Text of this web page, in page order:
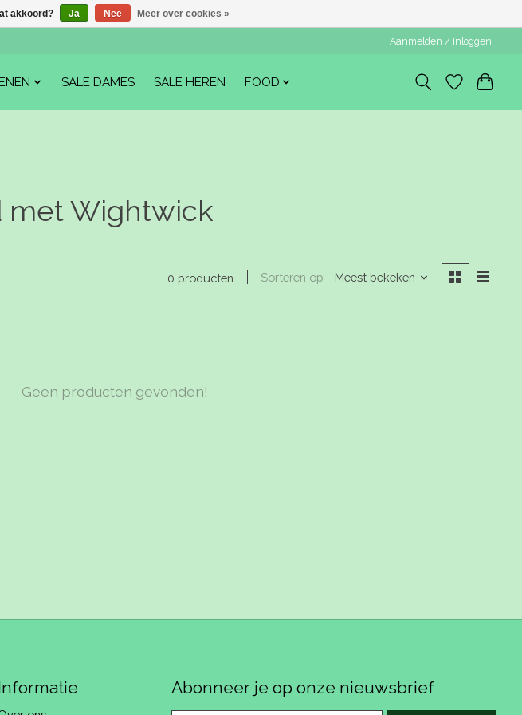
Aanmelden / Inloggen
SALE DAMES SALE HEREN FOOD
met Wightwick
0 producten Sorteren op Meest bekeken
Geen producten gevonden!
Abonneer je op onze nieuwsbrief
akkoord? Ja Nee Meer over cookies »